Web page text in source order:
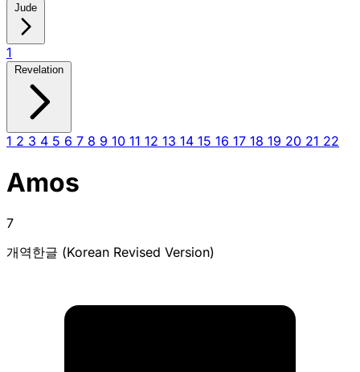
Jude
1
Revelation
1 2 3 4 5 6 7 8 9 10 11 12 13 14 15 16 17 18 19 20 21 22
Amos
7
개역한글 (Korean Revised Version)